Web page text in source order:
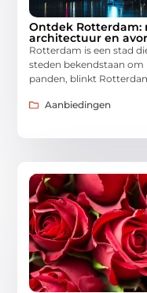
Ontdek Rotterdam:
architectuur en
Rotterdam is een stad
steden bekendstaan
panden, blinkt
Aanbiedingen